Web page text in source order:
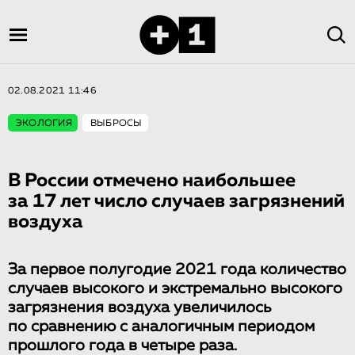
02.08.2021 11:46
ЭКОЛОГИЯ ВЫБРОСЫ
В России отмечено наибольшее
за 17 лет число случаев загрязнений
воздуха
За первое полугодие 2021 года количество
случаев высокого и экстремально высокого
загрязнения воздуха увеличилось
по сравнению с аналогичным периодом
прошлого года в четыре раза.